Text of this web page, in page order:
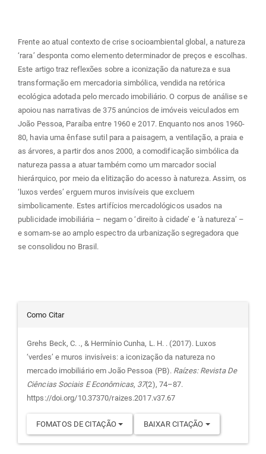
Frente ao atual contexto de crise socioambiental global, a natureza
‘rara’ desponta como elemento determinador de preços e escolhas.
Este artigo traz reflexões sobre a iconização da natureza e sua
transformação em mercadoria simbólica, vendida na retórica
ecológica adotada pelo mercado imobiliário. O corpus de análise se
apoiou nas narrativas de 375 anúncios de imóveis veiculados em
João Pessoa, Paraíba entre 1960 e 2017. Enquanto nos anos 1960-
80, havia uma ênfase sutil para a paisagem, a ventilação, a praia e
as árvores, a partir dos anos 2000, a comodificação simbólica da
natureza passa a atuar também como um marcador social
hierárquico, por meio da elitização do acesso à natureza. Assim, os
‘luxos verdes’ erguem muros invisíveis que excluem
simbolicamente. Estes artifícios mercadológicos usados na
publicidade imobiliária – negam o ‘direito à cidade’ e ‘à natureza’ –
e somam-se ao amplo espectro da urbanização segregadora que
se consolidou no Brasil.
Detalhes
do
artigo
Como Citar
Grehs Beck, C. ., & Hermínio Cunha, L. H. . (2017). Luxos
‘verdes’ e muros invisíveis: a iconização da natureza no
mercado imobiliário em João Pessoa (PB). Raízes: Revista De
Ciências Sociais E Econômicas, 37(2), 74–87.
https://doi.org/10.37370/raizes.2017.v37.67
FOMATOS DE CITAÇÃO BAIXAR CITAÇÃO